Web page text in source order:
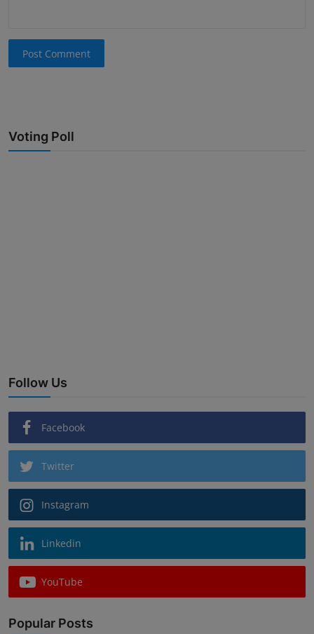
Post Comment
Voting Poll
Follow Us
Facebook
Twitter
Instagram
Linkedin
YouTube
Popular Posts